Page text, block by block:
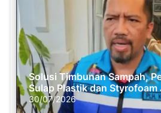
Solusi Timbunan Sampah,
Sulap Plastik dan Styrofoam
30/07/2026